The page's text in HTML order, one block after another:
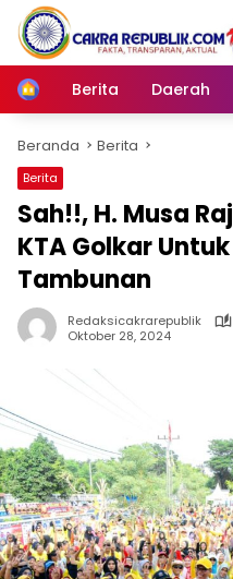
Langsung
konten
Home
Berita Daerah
Beranda Berita
Berita
Sah!!, H. Musa
KTA Golkar
Tambunan
Redaksicakrarepublik
Oktober 28, 2024